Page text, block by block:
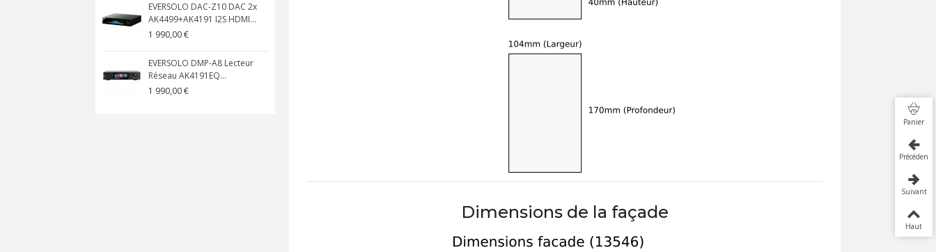
EVERSOLO DAC-Z10 DAC 2x
AK4499+AK4191 I2S HDMI...
1 990,00 €
EVERSOLO DMP-A8 Lecteur
Réseau AK4191EQ...
1 990,00 €
Dimensions de la façade
Panier
Précédent
Suivant
Haut